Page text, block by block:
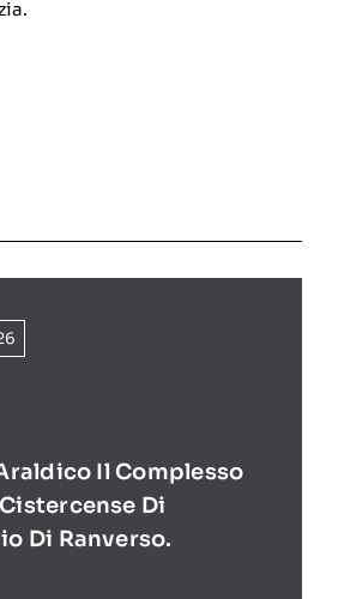
Il Complesso
Di
Di Ranverso.